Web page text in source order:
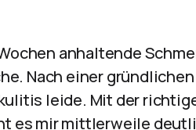
anhaltende
Nach einer
leide. Mit der
es mir mittlerweile